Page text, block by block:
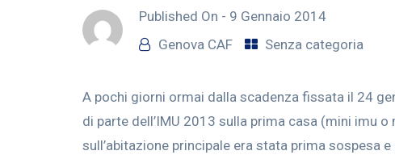
Published On - 9 Gennaio 2014
Genova CAF
Senza categoria
A pochi giorni ormai dalla scadenza fissata il 24
di parte dell’IMU 2013 sulla prima casa (mini imu
sull’abitazione principale era stata prima sospesa